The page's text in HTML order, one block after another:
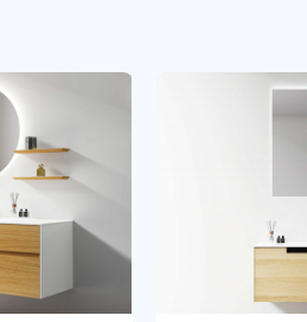
tmall